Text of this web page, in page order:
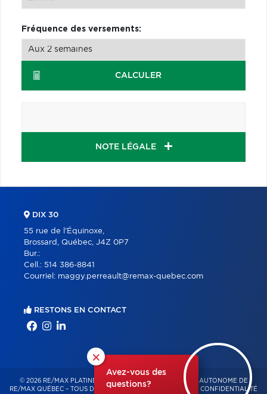
Fréquence des versements:
CALCULER
NOTE LÉGALE
×
Avez-vous des
questions?
DIX 30
55 rue de l'Équinoxe,
Brossard, Québec, J4Z 0P7
Bur.:
Cell.: 514 386-8841
Courriel: maggy.perreault@remax-quebec.com
RESTONS EN CONTACT
© 2026 RE/MAX PLATINE – FRANCHISÉ INDÉPENDANT ET AUTONOME DE
RE/MAX QUÉBEC – TOUS DROITS RÉSERVÉS -
POLITIQUE DE CONFIDENTIALITÉ